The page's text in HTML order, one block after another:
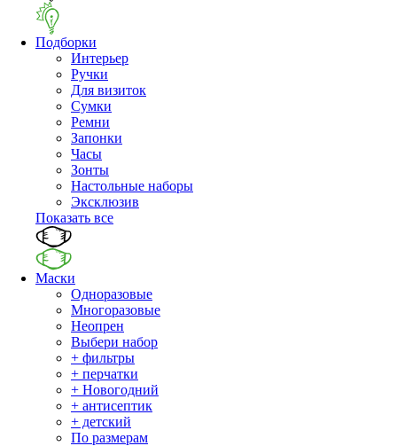
Подборки
Интерьер
Ручки
Для визиток
Сумки
Ремни
Запонки
Часы
Зонты
Настольные наборы
Эксклюзив
Показать все
Маски
Одноразовые
Многоразовые
Неопрен
Выбери набор
+ фильтры
+ перчатки
+ Новогодний
+ антисептик
+ детский
По размерам